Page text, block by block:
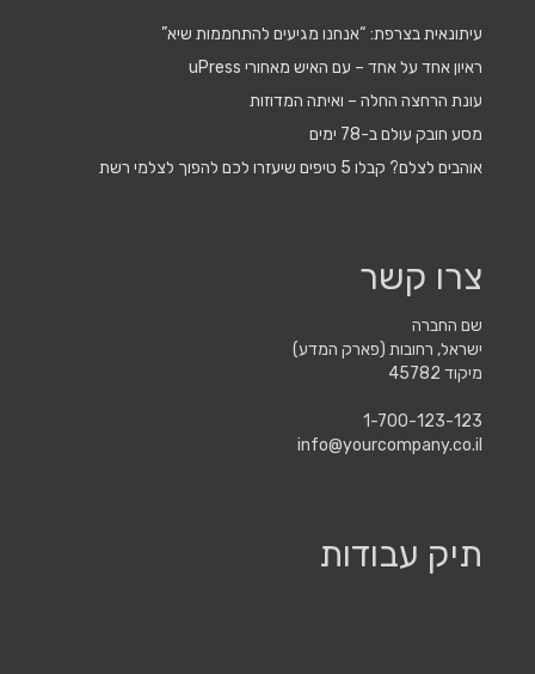
עיתונאית בצרפת: “אנחנו מגיעים להתחממות שיא”
ראיון אחד על אחד – עם האיש מאחורי uPress
עונת הרחצה החלה – ואיתה המדוזות
מסע חובק עולם ב-78 ימים
אוהבים לצלם? קבלו 5 טיפים שיעזרו לכם להפוך לצלמי רשת
צרו קשר
שם החברה
ישראל, רחובות (פארק המדע)
מיקוד 45782
1-700-123-123
info@yourcompany.co.il
תיק עבודות